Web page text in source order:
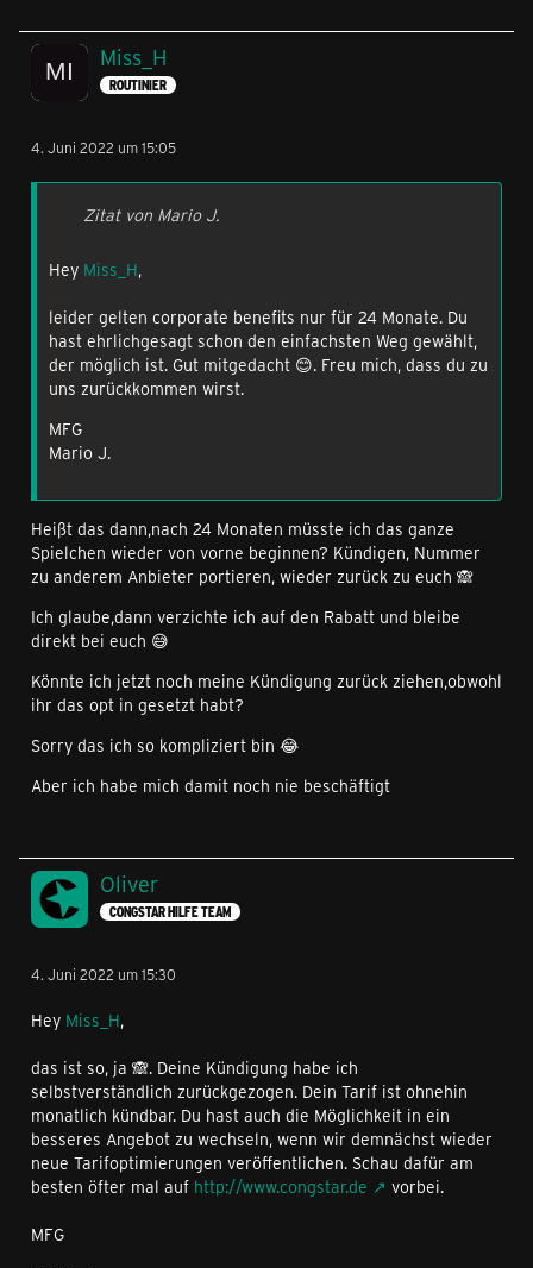
Miss_H
ROUTINIER
4. Juni 2022 um 15:05
Zitat von Mario J.
Hey Miss_H,
leider gelten corporate benefits nur für 24 Monate. Du
hast ehrlichgesagt schon den einfachsten Weg gewählt,
der möglich ist. Gut mitgedacht 😊. Freu mich, dass du zu
uns zurückkommen wirst.
MFG
Mario J.
Heißt das dann,nach 24 Monaten müsste ich das ganze
Spielchen wieder von vorne beginnen? Kündigen, Nummer
zu anderem Anbieter portieren, wieder zurück zu euch 🙈
Ich glaube,dann verzichte ich auf den Rabatt und bleibe
direkt bei euch 😅
Könnte ich jetzt noch meine Kündigung zurück ziehen,obwohl
ihr das opt in gesetzt habt?
Sorry das ich so kompliziert bin 😂
Aber ich habe mich damit noch nie beschäftigt
Oliver
CONGSTAR HILFE TEAM
4. Juni 2022 um 15:30
Hey Miss_H,
das ist so, ja 🙈. Deine Kündigung habe ich
selbstverständlich zurückgezogen. Dein Tarif ist ohnehin
monatlich kündbar. Du hast auch die Möglichkeit in ein
besseres Angebot zu wechseln, wenn wir demnächst wieder
neue Tarifoptimierungen veröffentlichen. Schau dafür am
besten öfter mal auf http://www.congstar.de vorbei.
MFG